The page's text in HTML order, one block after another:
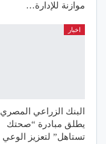
موازنة للإدارة…
اخبار
البنك الزراعي المصري
يطلق مبادرة “صحتك
تستاهل” لتعزيز الوعي